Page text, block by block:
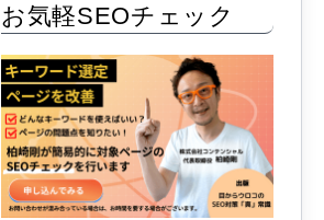
お気軽SEOチェック